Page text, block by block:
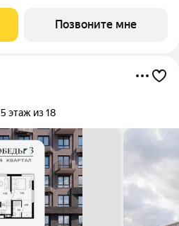
Позвоните мне
5 этаж из 18